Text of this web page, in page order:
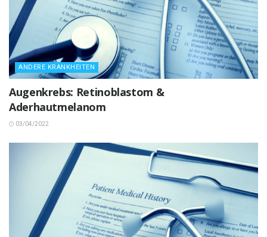
ANDERE KRANKHEITEN
Augenkrebs: Retinoblastom &
Aderhautmelanom
03/04/2022